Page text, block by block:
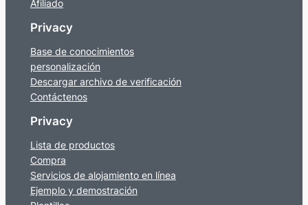
Afiliado
Privacy
Base de conocimientos
personalización
Descargar archivo de verificación
Contáctenos
Privacy
Lista de productos
Compra
Servicios de alojamiento en línea
Ejemplo y demostración